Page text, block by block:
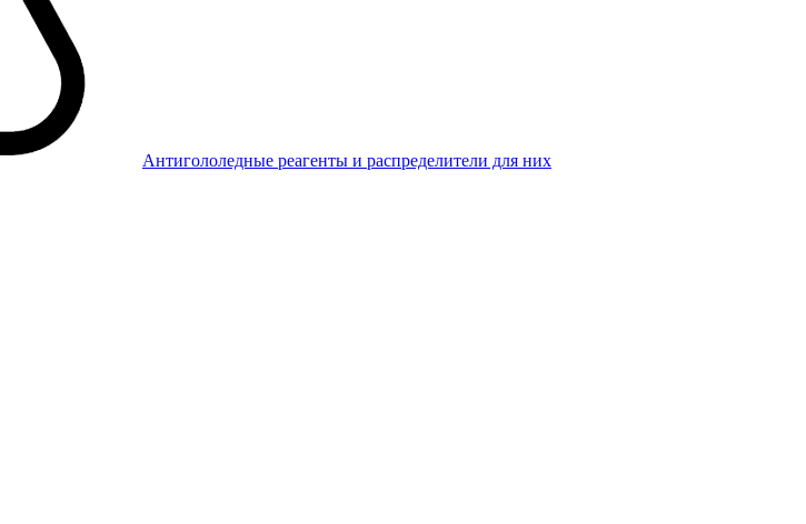
Антигололедные реагенты и распределители для них